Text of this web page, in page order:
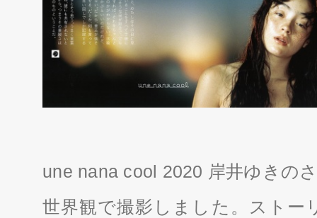
une nana cool 2020 岸井ゆきの
世界観で撮影しました。ストー